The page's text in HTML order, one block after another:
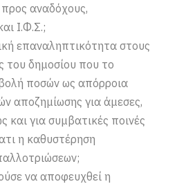
αναδόχους,
Ι.Φ.Σ.;
επαναληπτικότητα στους
του δημοσίου που το
ποσών ως απόρροια
αποζημίωσης για άμεσες,
και για συμβατικές ποινές
η καθυστέρηση
να αποφευχθεί η